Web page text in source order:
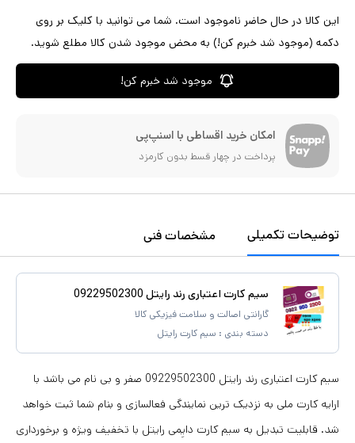
این کالا در حال حاضر ناموجود است. شما می توانید با کلیک بر روی
دکمه (موجود شد خبرم کن!) به محض موجود شدن کالا مطلع شوید.
موجود شد خبرم کن!
امکان خرید اقساطی با اسنپ‌پی
پرداخت در چهار قسط بدون کارمزد
توضیحات تکمیلی مشخصات فنی
سیم کارت اعتباری رند رایتل 09229502300
گارانتی اصالت و سلامت فیزیکی کالا
دسته بندی : سیم کارت رایتل
سیم کارت اعتباری رند رایتل 09229502300 صفر و بی نام می باشد با
ارایه کارت ملی به نزدیک ترین نمایندگی فعالسازی و بنام شما ثبت خواهد
شد. قابلیت تبدیل به سیم کارت دایِمی رایتل با تخفیف ویژه و برخورداری